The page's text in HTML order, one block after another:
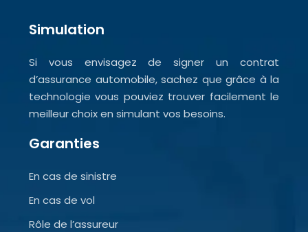
Simulation
Si vous envisagez de signer un contrat
d’assurance automobile, sachez que grâce à la
technologie vous pouviez trouver facilement le
meilleur choix en simulant vos besoins.
Garanties
En cas de sinistre
En cas de vol
Rôle de l’assureur